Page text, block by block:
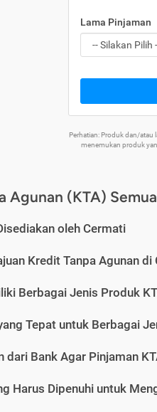
Lama Pinjaman
Perhatian: Produk dan/
menemukan produk
Agunan (KTA) Semua
oleh Cermati
Kredit Tanpa Agunan di
Berbagai Jenis Produk
Tepat untuk Berbagai
dari Bank Agar Pinjaman
Harus Dipenuhi untuk